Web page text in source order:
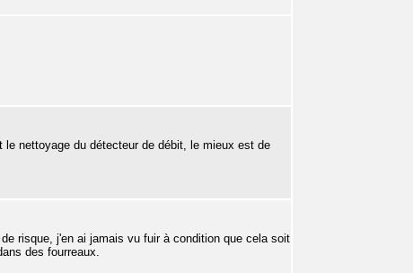
le nettoyage du détecteur de débit, le mieux est de
risque, j'en ai jamais vu fuir à condition que cela soit
des fourreaux.